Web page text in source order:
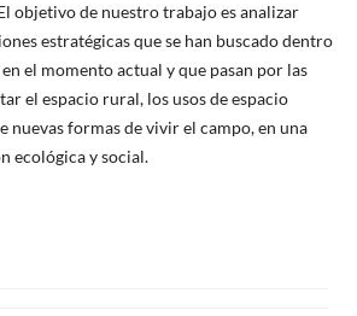
objetivo de nuestro trabajo es analizar
estratégicas que se han buscado dentro
el momento actual y que pasan por las
el espacio rural, los usos de espacio
nuevas formas de vivir el campo, en una
ecológica y social.